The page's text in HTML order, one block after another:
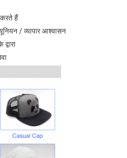
करते हैं
/ व्यापार आश्वासन